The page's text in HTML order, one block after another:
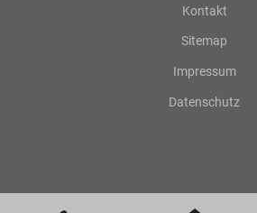
Kontakt
Sitemap
Impressum
Datenschutz